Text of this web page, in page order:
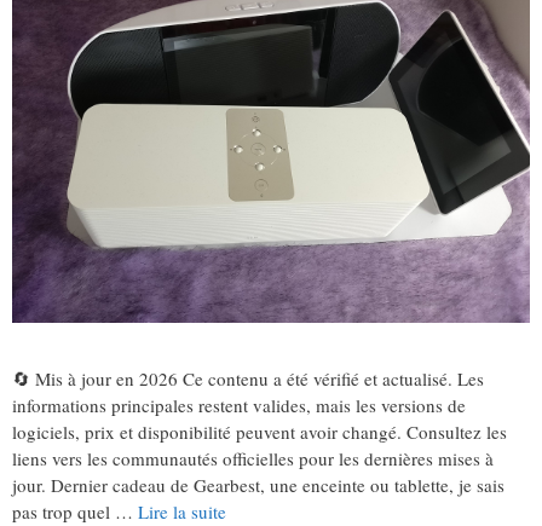
🔄 Mis à jour en 2026 Ce contenu a été vérifié et actualisé. Les
informations principales restent valides, mais les versions de
logiciels, prix et disponibilité peuvent avoir changé. Consultez les
liens vers les communautés officielles pour les dernières mises à
jour. Dernier cadeau de Gearbest, une enceinte ou tablette, je sais
pas trop quel … Lire la suite